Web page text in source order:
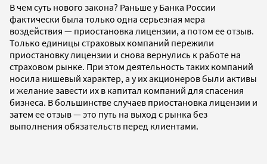
В чем суть нового закона? Раньше у Банка России
фактически была только одна серьезная мера
воздействия — приостановка лицензии, а потом ее отзыв.
Только единицы страховых компаний пережили
приостановку лицензии и снова вернулись к работе на
страховом рынке. При этом деятельность таких компаний
носила нишевый характер, а у их акционеров были активы
и желание завести их в капитал компаний для спасения
бизнеса. В большинстве случаев приостановка лицензии и
затем ее отзыв — это путь на выход с рынка без
выполнения обязательств перед клиентами.